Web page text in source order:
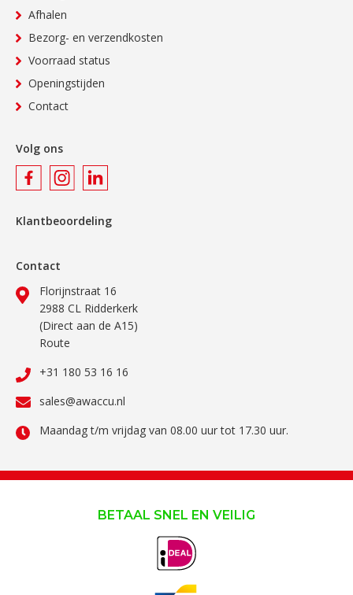
Afhalen
Bezorg- en verzendkosten
Voorraad status
Openingstijden
Contact
Volg ons
Klantbeoordeling
Contact
Florijnstraat 16
2988 CL Ridderkerk
(Direct aan de A15)
Route
+31 180 53 16 16
sales@awaccu.nl
Maandag t/m vrijdag van 08.00 uur tot 17.30 uur.
BETAAL SNEL EN VEILIG